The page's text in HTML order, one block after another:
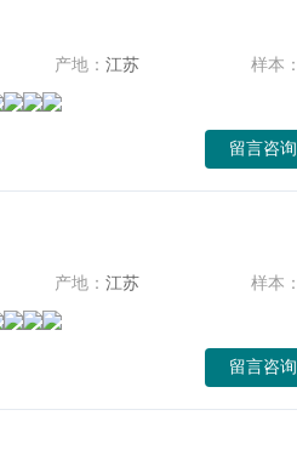
产地： 江苏 样本：
留言咨询
产地： 江苏 样本：
留言咨询